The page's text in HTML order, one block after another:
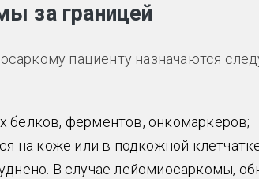
за границей
пациенту назначаются
белков, ферментов, онкомаркеров;
на коже или в подкожной
В случае лейомиосаркомы,